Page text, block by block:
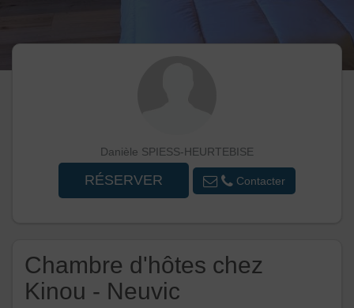
Danièle SPIESS-HEURTEBISE
RÉSERVER Contacter
Chambre d'hôtes chez
Kinou - Neuvic